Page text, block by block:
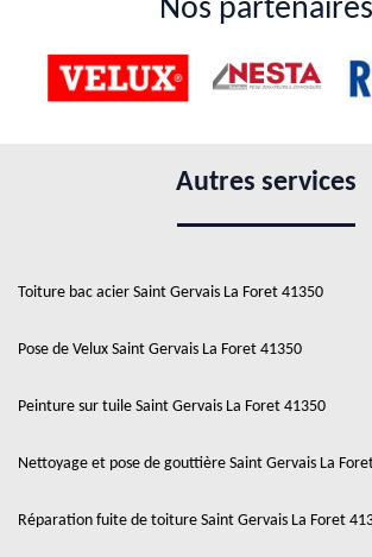
Nos partenaires
Autres services
Toiture bac acier Saint Gervais La Foret 41350
Pose de Velux Saint Gervais La Foret 41350
Peinture sur tuile Saint Gervais La Foret 41350
Nettoyage et pose de gouttière Saint Gervais La
Réparation fuite de toiture Saint Gervais La Foret